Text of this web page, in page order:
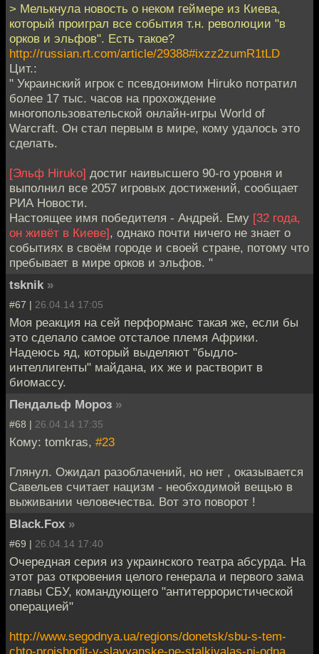
> Мелькнула новость о неком геймере из Киева,
который проиграл все события т.н. революции "в
орков и эльфов". Есть такое?
http://russian.rt.com/article/29388#ixzz2zumR1tLD
Цит.:
" Украинский игрок с псевдонимом Hiruko потратил
более 17 тыс. часов на прохождение
многопользовательской онлайн-игры World of
Warcraft. Он стал первым в мире, кому удалось это
сделать.
[Эльф Hiruko] достиг наивысшего 90-го уровня и
выполнил все 2057 игровых достижений, сообщает
РИА Новости.
Настоящее имя победителя - Андрей. Ему [32 года,
он живёт в Киеве], однако почти ничего не знает о
событиях в своём городе и своей стране, потому что
пребывает в мире орков и эльфов. "
tsknik »
#67 | 26.04.14 17:05
Моя реакция на сей перформанс такая же, если бы
это сделало самое отсталое племя Африки.
Надеюсь яд, который выделяют "быдло-
интеллигенты" майдана, их же и растворит в
биомассу.
Пендальф Мороз »
#68 | 26.04.14 17:35
Кому: tomkras, #23
Глянул. Ожидал разоблачений, но нет , оказывается
Савельев считает нацизм - необходимой вещью в
выживании человечества. Вот это поворот !
Black.Fox »
#69 | 26.04.14 17:40
Очередная серия из украинского театра абсурда. На
этот раз откровения целого генерала и первого зама
главы СБУ, командующего "антитеррористической
операцией"
http://www.segodnya.ua/regions/donetsk/sbu-s-tem-
chto-proishodit-v-slavyanske-ne-stalkivalas-ni-odna...